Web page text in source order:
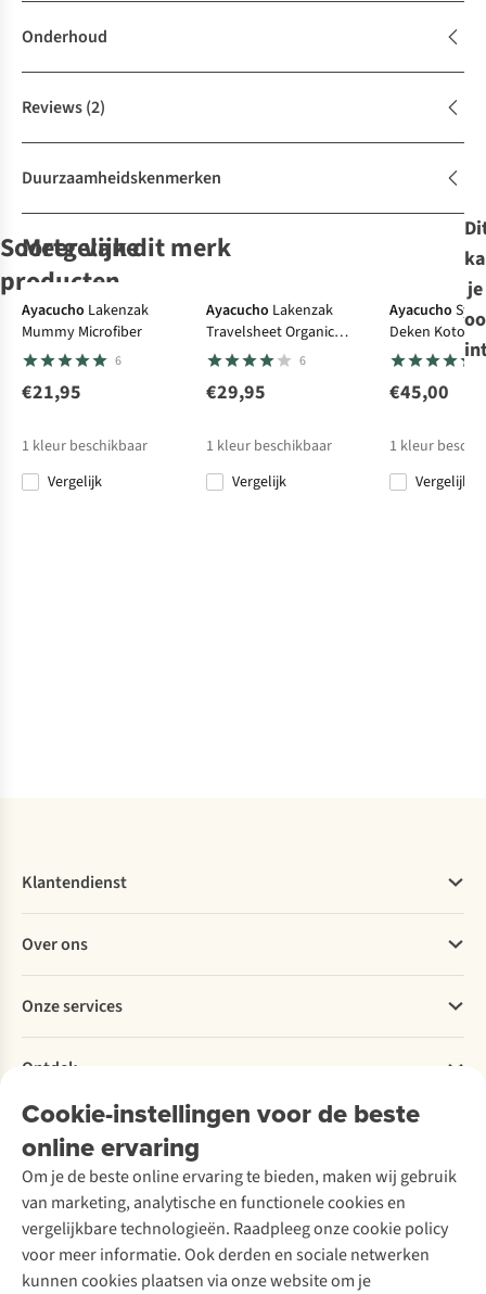
Onderhoud
Reviews(2)
Duurzaamheidskenmerken
Soortgelijke
producten
Outwell
Slaapzak Campion
Afmetingen verpakking
Meer van dit merk
Ayacucho Lakenzak
Mummy Microfiber
6
€21,95
1 kleur beschikbaar
Vergelijk
Ayacucho Lakenzak
Travelsheet Organic
Cotton
6
€29,95
1 kleur beschikbaar
Vergelijk
Ayacucho
Deken Kotor
€45,00
1 kleur
Vergelijk
je
Cookie-instellingen voor de beste
online ervaring
Om je de beste online ervaring te bieden, maken wij gebruik
van marketing, analytische en functionele cookies en
vergelijkbare technologieën. Raadpleeg onze cookie policy
voor meer informatie. Ook derden en sociale netwerken
kunnen cookies plaatsen via onze website om je
Klantendienst
Bestellen
Betalen
Levering
Retourneren
Bestelling herroepen
Garantie
Contact
Over ons
Explore More
Verantwoord ondernemen
Over Ayacucho
Onze winkels
Over A.S.Adventure
Toegankelijkheidsverklaring
Onze services
Ski-onderhoud
Wasservice
Schoenonderhoud
Schoenherstelling
Kledingherstelling
Retouches
Voor bedrijven
Ontdek
A.S.Magazine
Podcast
Explore Academy
Explore Camp
Gear Check
Inspiratie & advies
Meld je aan voor de nieuwsbrief
Follow us